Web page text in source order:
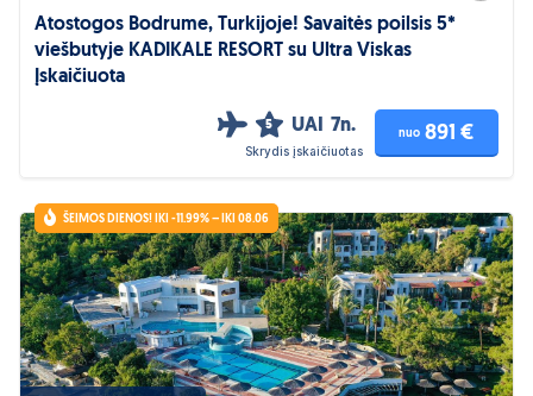
Atostogos Bodrume, Turkijoje! Savaitės poilsis 5*
viešbutyje KADIKALE RESORT su Ultra Viskas
Įskaičiuota
5 UAI 7n.
Skrydis įskaičiuotas
nuo 891 €
ŠEIMOS DIENOS! IKI -11.99% – IKI 08.06